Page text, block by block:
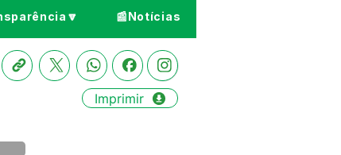
📰Notícias
Imprimir